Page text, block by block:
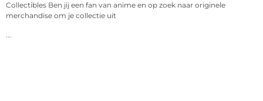
Collectibles Ben jij een fan van anime en op zoek naar originele
merchandise om je collectie uit